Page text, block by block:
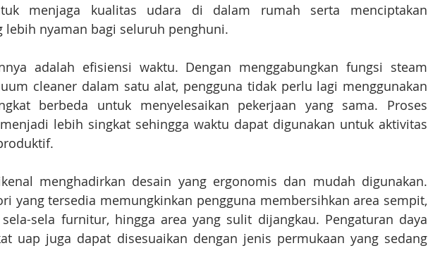
menjaga kualitas udara di dalam rumah serta menciptakan
lebih nyaman bagi seluruh penghuni.
adalah efisiensi waktu. Dengan menggabungkan fungsi steam
cleaner dalam satu alat, pengguna tidak perlu lagi menggunakan
berbeda untuk menyelesaikan pekerjaan yang sama. Proses
lebih singkat sehingga waktu dapat digunakan untuk aktivitas
menghadirkan desain yang ergonomis dan mudah digunakan.
yang tersedia memungkinkan pengguna membersihkan area sempit,
sela furnitur, hingga area yang sulit dijangkau. Pengaturan daya
uap juga dapat disesuaikan dengan jenis permukaan yang sedang